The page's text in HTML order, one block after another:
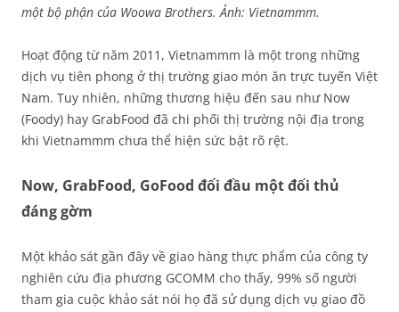
một bộ phận của Woowa Brothers. Ảnh: Vietnammm.
Hoạt động từ năm 2011, Vietnammm là một trong những
dịch vụ tiên phong ở thị trường giao món ăn trực tuyến Việt
Nam. Tuy nhiên, những thương hiệu đến sau như Now
(Foody) hay GrabFood đã chi phối thị trường nội địa trong
khi Vietnammm chưa thể hiện sức bật rõ rệt.
Now, GrabFood, GoFood đối đầu một đối thủ
đáng gờm
Một khảo sát gần đây về giao hàng thực phẩm của công ty
nghiên cứu địa phương GCOMM cho thấy, 99% số người
tham gia cuộc khảo sát nói họ đã sử dụng dịch vụ giao đồ